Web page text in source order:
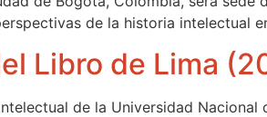
de la historia intelectual
Libro de Lima
de la Universidad